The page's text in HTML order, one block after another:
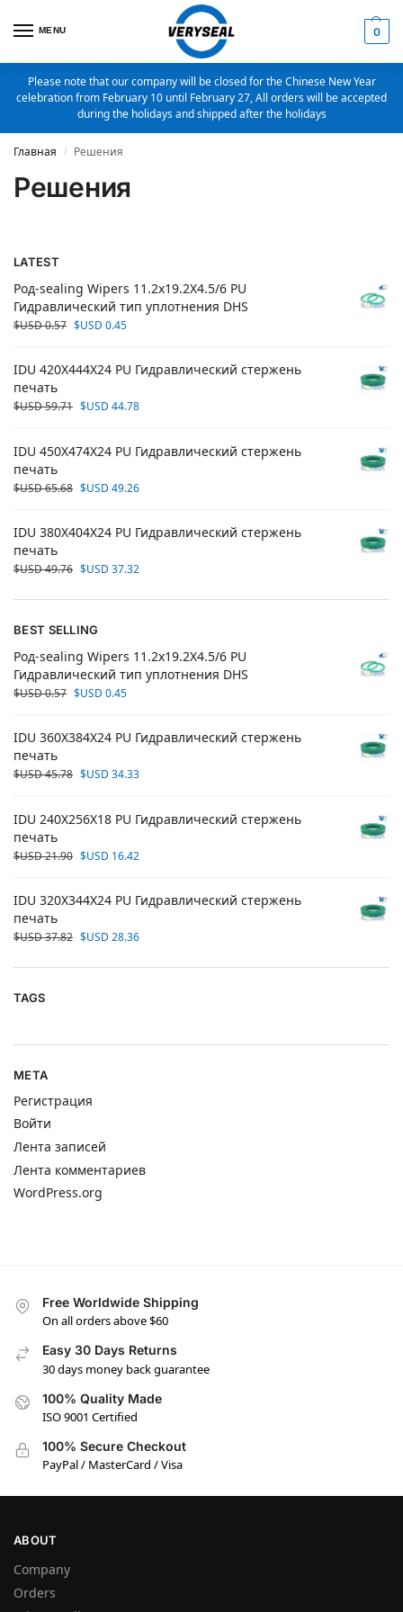
MENU 0
Please note that our company will be closed for the Chinese New Year
celebration from February 10 until February 27, All orders will be accepted
during the holidays and shipped after the holidays
Главная / Решения
Решения
LATEST
Род-sealing Wipers 11.2x19.2X4.5/6 PU
Гидравлический тип уплотнения DHS
$USD0.57 $USD 0.45
IDU 420X444X24 PU Гидравлический стержень
печать
$USD59.71 $USD 44.78
IDU 450X474X24 PU Гидравлический стержень
печать
$USD65.68 $USD 49.26
IDU 380X404X24 PU Гидравлический стержень
печать
$USD49.76 $USD 37.32
BEST SELLING
Род-sealing Wipers 11.2x19.2X4.5/6 PU
Гидравлический тип уплотнения DHS
$USD0.57 $USD 0.45
IDU 360X384X24 PU Гидравлический стержень
печать
$USD45.78 $USD 34.33
IDU 240X256X18 PU Гидравлический стержень
печать
$USD21.90 $USD 16.42
IDU 320X344X24 PU Гидравлический стержень
печать
$USD37.82 $USD 28.36
TAGS
META
Регистрация
Войти
Лента записей
Лента комментариев
WordPress.org
Free Worldwide Shipping
On all orders above $60
Easy 30 Days Returns
30 days money back guarantee
100% Quality Made
ISO 9001 Certified
100% Secure Checkout
PayPal / MasterCard / Visa
ABOUT
Company
Orders